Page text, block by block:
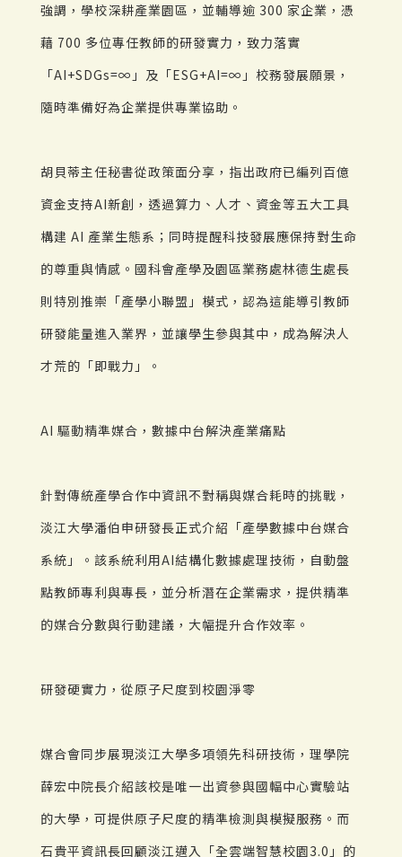
強調，學校深耕產業園區，並輔導逾 300 家企業，憑
藉 700 多位專任教師的研發實力，致力落實
「AI+SDGs=∞」及「ESG+AI=∞」校務發展願景，
隨時準備好為企業提供專業協助。
胡貝蒂主任秘書從政策面分享，指出政府已編列百億
資金支持AI新創，透過算力、人才、資金等五大工具
構建 AI 產業生態系；同時提醒科技發展應保持對生命
的尊重與情感。國科會產學及園區業務處林德生處長
則特別推崇「產學小聯盟」模式，認為這能導引教師
研發能量進入業界，並讓學生參與其中，成為解決人
才荒的「即戰力」。
AI 驅動精準媒合，數據中台解決產業痛點
針對傳統產學合作中資訊不對稱與媒合耗時的挑戰，
淡江大學潘伯申研發長正式介紹「產學數據中台媒合
系統」。該系統利用AI結構化數據處理技術，自動盤
點教師專利與專長，並分析潛在企業需求，提供精準
的媒合分數與行動建議，大幅提升合作效率。
研發硬實力，從原子尺度到校園淨零
媒合會同步展現淡江大學多項領先科研技術，理學院
薛宏中院長介紹該校是唯一出資參與國輻中心實驗站
的大學，可提供原子尺度的精準檢測與模擬服務。而
石貴平資訊長回顧淡江邁入「全雲端智慧校園3.0」的